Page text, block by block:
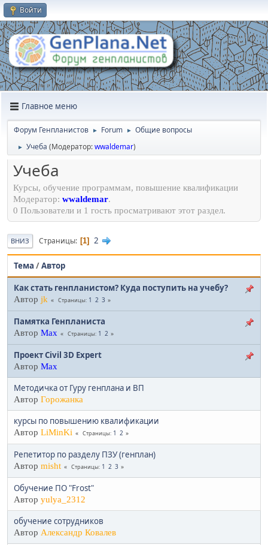
Войти
Главное меню
Форум Генпланистов ► Forum ► Общие вопросы
► Учеба (Модератор:wwaldemar)
Учеба
Курсы, обучение программам, повышение квалификации
Модератор: wwaldemar.
0 Пользователи и 1 гость просматривают этот раздел.
ВНИЗ Страницы 1 2
Тема /Автор
Как стать генпланистом? Куда поступить на учебу?
Автор jk Страницы 1 2 3
Памятка Генпланиста
Автор Max Страницы 1 2
Проект Civil 3D Expert
Автор Max
Методичка от Гуру генплана и ВП
Автор Горожанка
курсы по повышению квалификации
Автор LiMinKi Страницы 1 2
Репетитор по разделу ПЗУ (генплан)
Автор misht Страницы 1 2 3
Обучение ПО "Frost"
Автор yulya_2312
обучение сотрудников
Автор Александр Ковалев